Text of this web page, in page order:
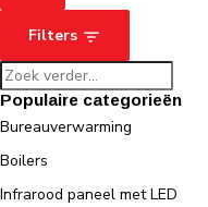
Filters
Populaire categorieën
Bureauverwarming
Boilers
Infrarood paneel met LED